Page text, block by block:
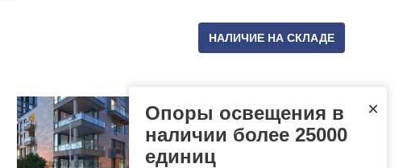
НАЛИЧИЕ НА СКЛАДЕ
×
Опоры освещения в
наличии более 25000
единиц